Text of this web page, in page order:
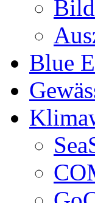
Blue